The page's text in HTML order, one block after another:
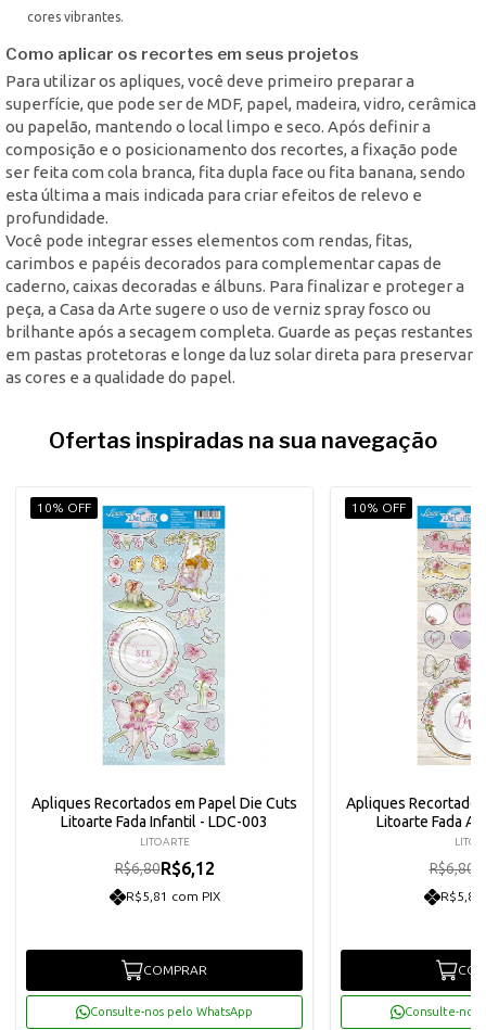
cores vibrantes.
Como aplicar os recortes em seus projetos
Para utilizar os apliques, você deve primeiro preparar a
superfície, que pode ser de MDF, papel, madeira, vidro, cerâmica
ou papelão, mantendo o local limpo e seco. Após definir a
composição e o posicionamento dos recortes, a fixação pode
ser feita com cola branca, fita dupla face ou fita banana, sendo
esta última a mais indicada para criar efeitos de relevo e
profundidade.
Você pode integrar esses elementos com rendas, fitas,
carimbos e papéis decorados para complementar capas de
caderno, caixas decoradas e álbuns. Para finalizar e proteger a
peça, a Casa da Arte sugere o uso de verniz spray fosco ou
brilhante após a secagem completa. Guarde as peças restantes
em pastas protetoras e longe da luz solar direta para preservar
as cores e a qualidade do papel.
Ofertas inspiradas na sua navegação
10% OFF
Apliques Recortados em Papel Die Cuts
Litoarte Fada Infantil - LDC-003
LITOARTE
R$6,80R$6,12
R$5,81 com PIX
COMPRAR
Consulte-nos pelo WhatsApp
10% OFF
Apliques
Litoarte Fada
R$6,80
R$5,81
Consulte-nos